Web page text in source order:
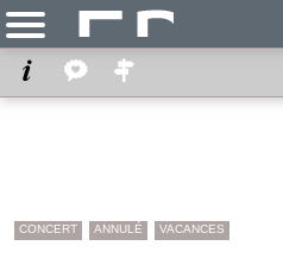
CONCERT ANNULÉ VACANCES